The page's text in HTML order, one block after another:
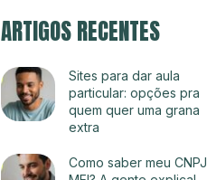
ARTIGOS RECENTES
Sites para dar aula
particular: opções pra
quem quer uma grana
extra
Como saber meu CNPJ